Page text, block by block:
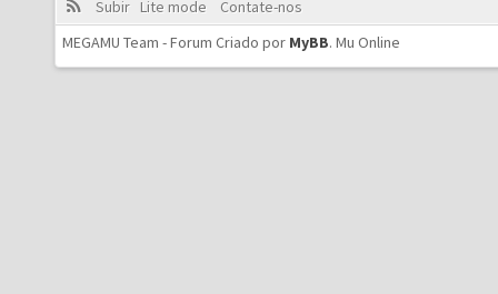
Subir Lite mode
Contate-nos
MEGAMU Team - Forum Criado por MyBB. Mu Online